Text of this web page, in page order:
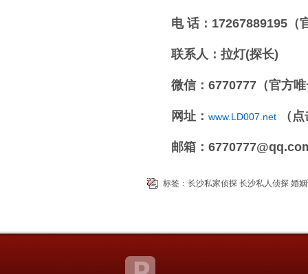
电 话：17267889195（
联系人：拉灯(探长)
微信：6770777（官方唯
网址： www.LD007.net （
邮箱：
标签： 长沙私家侦探 长沙私人侦探 婚